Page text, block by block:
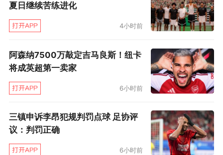
夏日继续苦练进化
4小时前
阿森纳7500万敲定吉马良斯！纽卡
将成英超第一卖家
6小时前
三镇申诉李昂犯规判罚点球 足协评
议：判罚正确
6小时前